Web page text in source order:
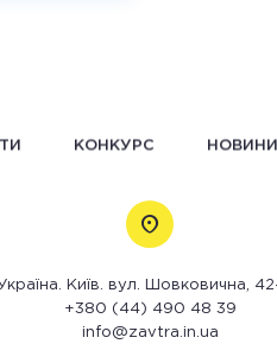
КОНКУРС НОВИНИ
Київ. вул. Шовковична,
+380 (44) 490 48 39
info@zavtra.in.ua